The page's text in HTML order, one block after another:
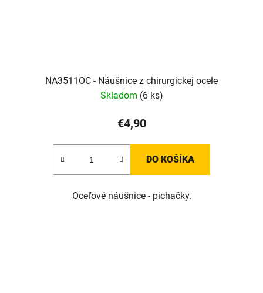
NA3511OC - Náušnice z chirurgickej ocele
Skladom (6 ks)
€4,90
DO KOŠÍKA
Oceľové náušnice - pichačky.